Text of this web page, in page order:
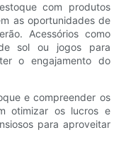
com produtos
as oportunidades de
Acessórios como
sol ou jogos para
o engajamento do
e compreender os
otimizar os lucros e
para aproveitar